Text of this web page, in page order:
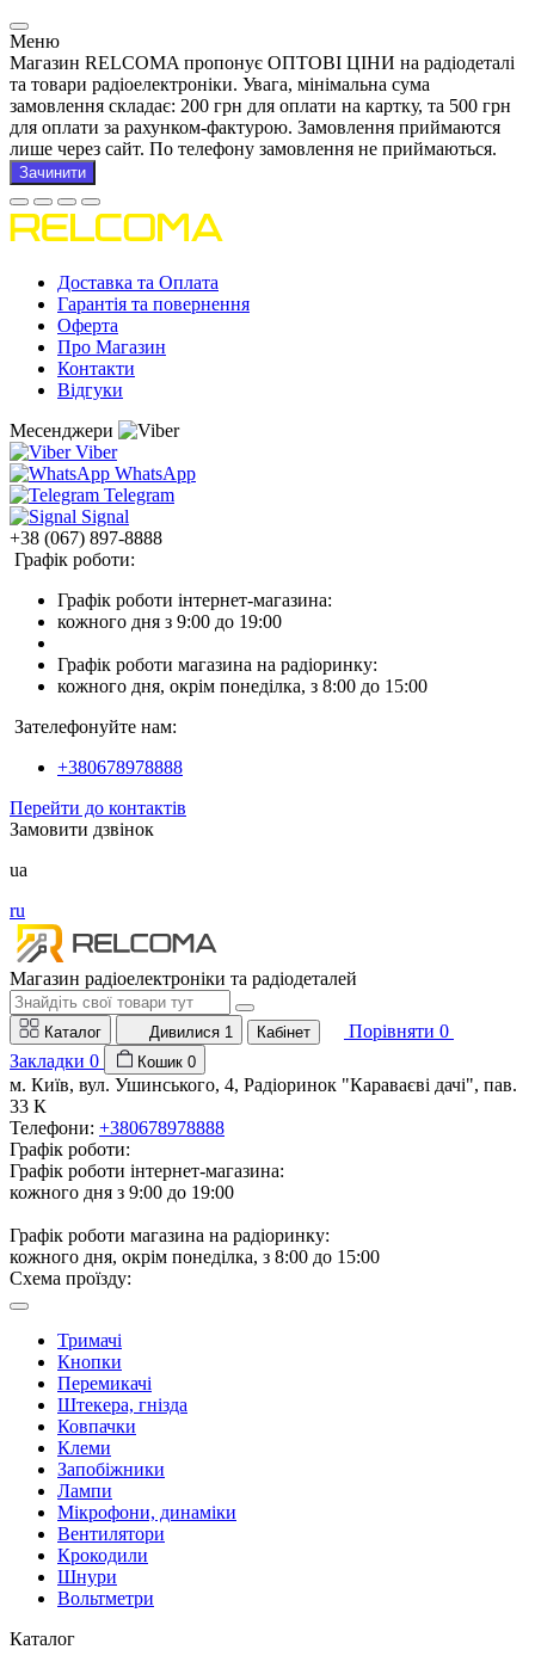
Меню
Магазин RELCOMA пропонує ОПТОВІ ЦІНИ на радіодеталі
та товари радіоелектроніки. Увага, мінімальна сума
замовлення складає: 200 грн для оплати на картку, та 500 грн
для оплати за рахунком-фактурою. Замовлення приймаются
лише через сайт. По телефону замовлення не приймаються.
Зачинити
Доставка та Оплата
Гарантія та повернення
Оферта
Про Магазин
Контакти
Відгуки
Месенджери
Viber
WhatsApp
Telegram
Signal
+38 (067) 897-8888
Графік роботи:
Графік роботи інтернет-магазина:
кожного дня з 9:00 до 19:00
Графік роботи магазина на радіоринку:
кожного дня, окрім понеділка, з 8:00 до 15:00
Зателефонуйте нам:
+380678978888
Перейти до контактів
Замовити дзвінок
ua
ru
Магазин радіоелектроніки та радіодеталей
Каталог Дивилися 1 Кабінет Порівняти 0
Закладки 0 Кошик 0
м. Київ, вул. Ушинського, 4, Радіоринок "Караваєві дачі", пав.
33 К
Телефони: +380678978888
Графік роботи:
Графік роботи інтернет-магазина:
кожного дня з 9:00 до 19:00
Графік роботи магазина на радіоринку:
кожного дня, окрім понеділка, з 8:00 до 15:00
Схема проїзду:
Тримачі
Кнопки
Перемикачі
Штекера, гнізда
Ковпачки
Клеми
Запобіжники
Лампи
Мікрофони, динаміки
Вентилятори
Крокодили
Шнури
Вольтметри
Каталог